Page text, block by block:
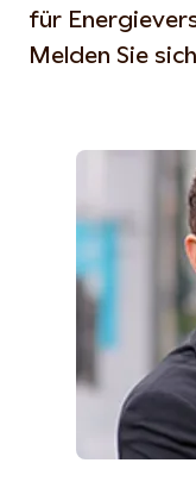
für
Melden Sie